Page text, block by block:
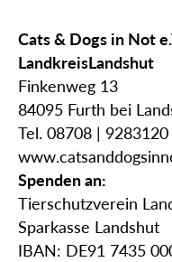
Cats & Dogs in Not
LandkreisLandshut
Finkenweg 13
84095 Furth bei
Tel. 08708 | 9283120
Spenden an:
Tierschutzverein
Sparkasse Landshut
IBAN: DE91 7435